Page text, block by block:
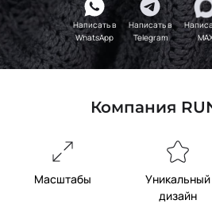
Написать в
WhatsApp
Написать в
Telegram
Компания
Масштабы
Уникальный
дизайн